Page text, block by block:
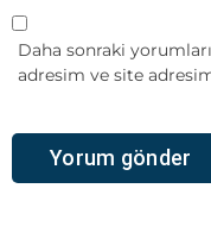
Daha sonraki
adresim ve site